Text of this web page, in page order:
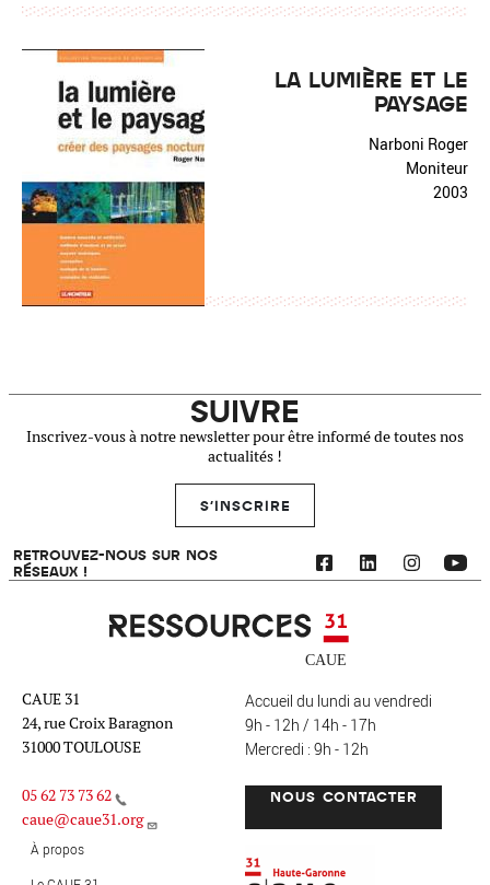
LA LUMIÈRE ET LE
PAYSAGE
Narboni Roger
Moniteur
2003
SUIVRE
Inscrivez-vous à notre newsletter pour être informé de toutes nos
actualités !
S'INSCRIRE
RETROUVEZ-NOUS SUR NOS
RÉSEAUX !
Ressources 31
CAUE 31
24, rue Croix Baragnon
31000 TOULOUSE
05 62 73 73 62
caue@caue31.org
Accueil du lundi au vendredi
9h - 12h / 14h - 17h
Mercredi : 9h - 12h
NOUS CONTACTER
À propos